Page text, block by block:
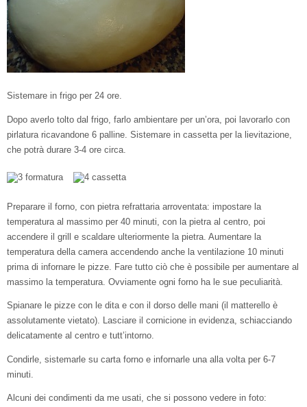
Sistemare in frigo per 24 ore.
Dopo averlo tolto dal frigo, farlo ambientare per un’ora, poi lavorarlo con
pirlatura ricavandone 6 palline. Sistemare in cassetta per la lievitazione,
che potrà durare 3-4 ore circa.
Preparare il forno, con pietra refrattaria arroventata: impostare la
temperatura al massimo per 40 minuti, con la pietra al centro, poi
accendere il grill e scaldare ulteriormente la pietra. Aumentare la
temperatura della camera accendendo anche la ventilazione 10 minuti
prima di infornare le pizze. Fare tutto ciò che è possibile per aumentare al
massimo la temperatura. Ovviamente ogni forno ha le sue peculiarità.
Spianare le pizze con le dita e con il dorso delle mani (il matterello è
assolutamente vietato). Lasciare il cornicione in evidenza, schiacciando
delicatamente al centro e tutt’intorno.
Condirle, sistemarle su carta forno e infornarle una alla volta per 6-7
minuti.
Alcuni dei condimenti da me usati, che si possono vedere in foto: